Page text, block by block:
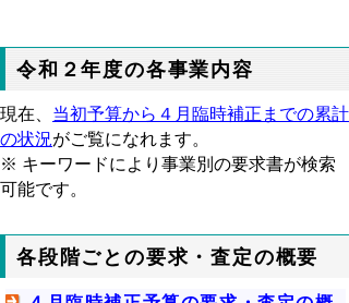
令和２年度の各事業内容
現在、 当初予算から４月臨時補正までの累計
の状況がご覧になれます。
※ キーワードにより事業別の要求書が検索
可能です。
各段階ごとの要求・査定の概要